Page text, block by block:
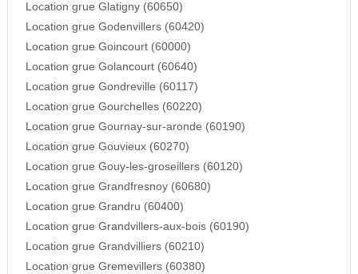
Location grue Glatigny (60650)
Location grue Godenvillers (60420)
Location grue Goincourt (60000)
Location grue Golancourt (60640)
Location grue Gondreville (60117)
Location grue Gourchelles (60220)
Location grue Gournay-sur-aronde (60190)
Location grue Gouvieux (60270)
Location grue Gouy-les-groseillers (60120)
Location grue Grandfresnoy (60680)
Location grue Grandru (60400)
Location grue Grandvillers-aux-bois (60190)
Location grue Grandvilliers (60210)
Location grue Gremevillers (60380)